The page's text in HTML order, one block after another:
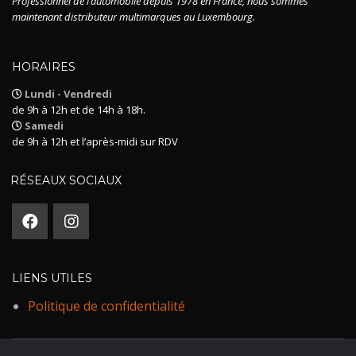
maintenant distributeur multimarques au Luxembourg.
HORAIRES
Lundi - Vendredi
de 9h à 12h et de 14h à 18h.
Samedi
de 9h à 12h et l’après-midi sur RDV
RÉSEAUX SOCIAUX
LIENS UTILES
Politique de confidentialité